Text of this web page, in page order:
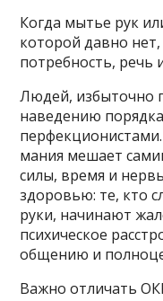
Когда мытье рук
которой давно
потребность, речь
Людей, избыточно
наведению
перфекционистами.
мания мешает
силы, время и
здоровью: те, кто
руки, начинают
психическое
общению и
Важно отличать